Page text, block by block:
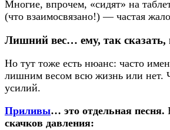
Многие, впрочем, «сидят» на
(что взаимосвязано!) — частая
Лишний вес… ему, так сказать,
Но тут тоже есть нюанс: часто
лишним весом всю жизнь или нет.
усилий.
Приливы… это отдельная песня.
скачков давления: